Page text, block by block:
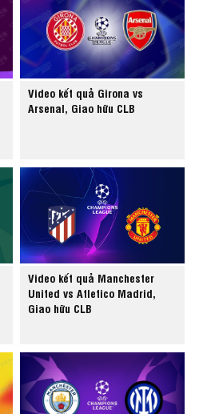
Video kết quả Girona vs
Arsenal, Giao hữu CLB
Video kết quả Manchester
United vs Atletico Madrid,
Giao hữu CLB